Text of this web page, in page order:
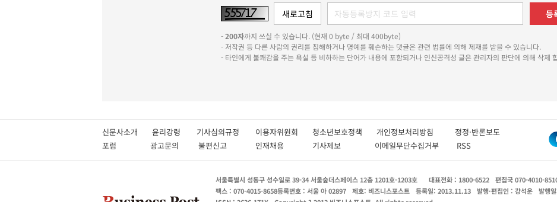
등
-200자까지 쓰실 수 있습니다. (현재 0 byte / 최대 400byte)
- 저작권 등 다른 사람의 권리를 침해하거나 명예를 훼손하는 댓글은 관련 법률에 의해 제재를 받을 수 있습니다.
- 타인에게 불쾌감을 주는 욕설 등 비하하는 단어가 내용에 포함되거나 인신공격성 글은 관리자의 판단에 의해 삭제
신문사소개 윤리강령 기사심의규정 이용자위원회 청소년보호정책 개인정보처리방침 정정·반론보도
포럼
광고문의 불편신고 인재채용 기사제보 이메일무단수집거부 RSS
서울특별시 성동구 성수일로 39-34 서울숲더스페이스 12층 1201호-1203호 대표전화 : 1800-6522 편집국 070-4010-
팩스 : 070-4015-8658등록번호 : 서울 아 02897 제호: 비즈니스포스트 등록일: 2013.11.13 발행·편집인 : 강석운 발행